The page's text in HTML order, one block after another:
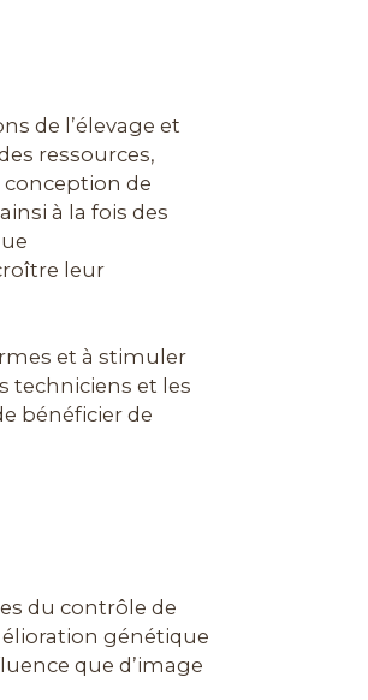
de l’élevage et
ressources,
conception de
à la fois des
leur
et à stimuler
techniciens et les
bénéficier de
du contrôle de
génétique
que d’image